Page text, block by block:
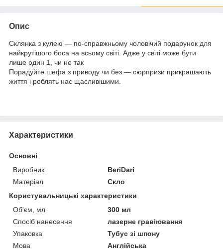
Опис
Склянка з кулею — по-справжньому чоловічий подарунок для
найкрутішого боса на всьому світі. Адже у світі може бути
лише один 1, чи не так
Порадуйте шефа з приводу чи без — сюрпризи прикрашають
життя і роблять нас щасливішими.
Характеристики
Основні
Виробник
BeriDari
Матеріал
Скло
Користувальницькі характеристики
Об'єм, мл
300 мл
Спосіб нанесення
лазерне гравіювання
Упаковка
Тубус зі шпону
Мова
Англійська